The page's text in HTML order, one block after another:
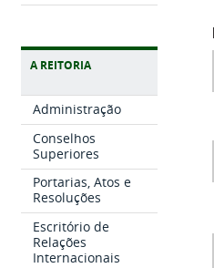
A REITORIA
Administração
Conselhos
Superiores
Portarias, Atos e
Resoluções
Escritório de
Relações
Internacionais